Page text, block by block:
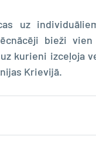
uz
bieži
kurieni izceļoja
Krievijā.